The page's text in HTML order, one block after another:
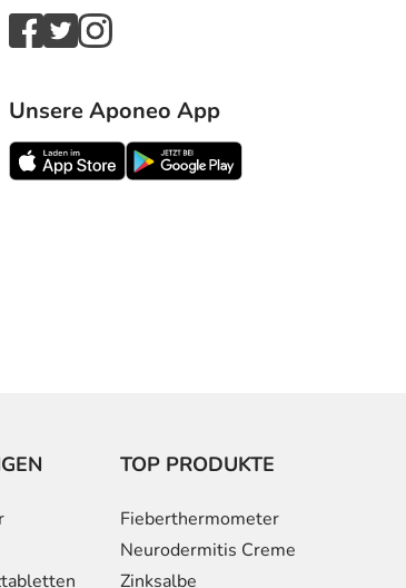
Unsere Aponeo App
TOP PRODUKTE
Fieberthermometer
Neurodermitis Creme
Zinksalbe